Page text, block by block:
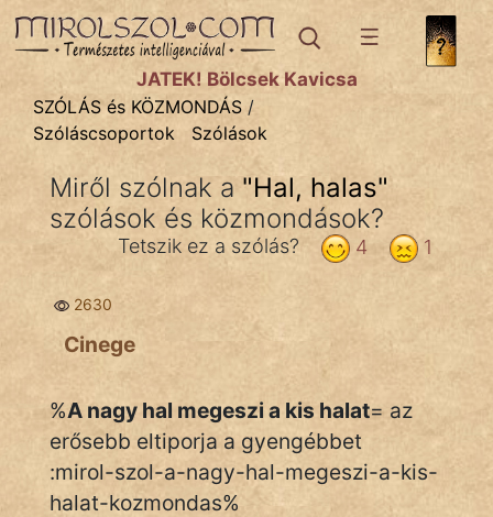
SZÓLÁS ÉS KÖZMONDÁStémák:
Bibliai
Kifejezések
Közmondások
Rímelő
Szóláscsoportok
Szólások
Tréfás
JÁTÉK! Bölcsek Kavicsa
SZÓLÁS és KÖZMONDÁS /
Szóláscsoportok
Szólások
Miről szólnak a "Hal, halas"
szólások és közmondások?
1
4
Tetszik ez a szólás?
2630
Cinege
%A nagy hal megeszi a kis halat= az
erősebb eltiporja a gyengébbet
:mirol-szol-a-nagy-hal-megeszi-a-kis-
halat-kozmondas%